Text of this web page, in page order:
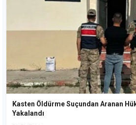
Kasten Öldürme Suçundan Aranan
Yakalandı